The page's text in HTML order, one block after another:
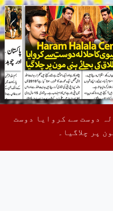
دوست سے کروایا دوست
پر چلاگیا۔